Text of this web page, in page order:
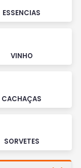
ESSENCIAS
VINHO
CACHAÇAS
SORVETES